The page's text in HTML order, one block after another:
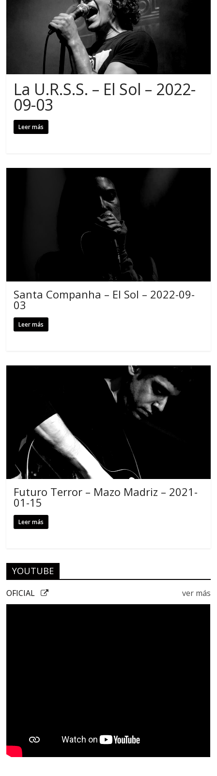
La U.R.S.S. – El Sol – 2022-
09-03
Leer más
Santa Companha – El Sol – 2022-09-
03
Leer más
Futuro Terror – Mazo Madriz – 2021-
01-15
Leer más
YOUTUBE
ver más
OFICIAL